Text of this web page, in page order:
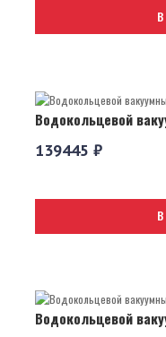
В
Водокольцевой
139445 ₽
В
Водокольцевой